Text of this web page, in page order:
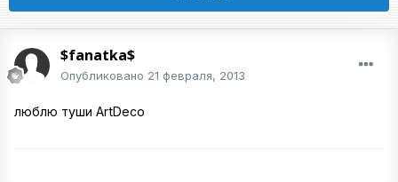
$fanatka$
Опубликовано 21 февраля, 2013
люблю туши ArtDeco